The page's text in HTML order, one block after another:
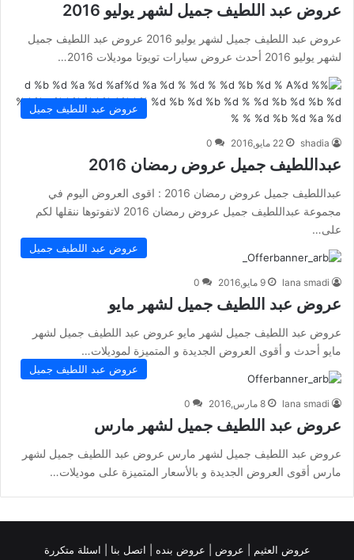
عروض عبد اللطيف جميل لشهر يوليو 2016
عروض عبد اللطيف جميل لشهر يوليو 2016 عروض عبد اللطيف جميل
لشهر يوليو 2016 أحدث عروض سيارات تويوتا موديلات 2016…
عروض عبد اللطيف جميل
shadia 22 مايو,2016 0
عبداللطيف جميل عروض رمضان 2016
عبداللطيف جميل عروض رمضان 2016 : اقوى العروض اليوم في
مجموعة عبداللطيف جميل عروض رمضان 2016 لاتفوتوها ننقلها لكم
على…
عروض عبد اللطيف جميل
lana smadi 9 مايو,2016 0
عروض عبد اللطيف جميل لشهر مايو
عروض عبد اللطيف جميل لشهر مايو عروض عبد اللطيف جميل لشهر
مايو أحدث و أقوى العروض الجديدة و المتميزة لموديلات…
عروض عبد اللطيف جميل
lana smadi 8 مارس,2016 0
عروض عبد اللطيف جميل لشهر مارس
عروض عبد اللطيف جميل لشهر مارس عروض عبد اللطيف جميل لشهر
مارس أقوى العروض الجديدة و بالأسعار المتميزة على موديلات…
عروض العثيم عروض عروض بنده | اتصل بنا | اسئلة متكررة